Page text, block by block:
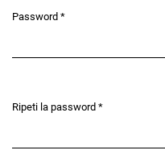
Password *
Ripeti la password *